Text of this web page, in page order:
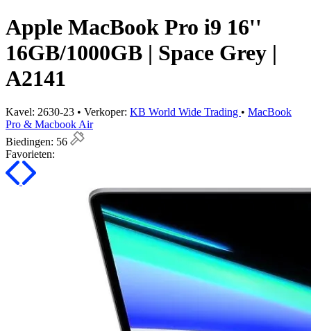
Apple MacBook Pro i9 16''
16GB/1000GB | Space Grey |
A2141
Kavel: 2630-23 • Verkoper: KB World Wide Trading • MacBook
Pro & Macbook Air
Biedingen: 56
Favorieten: